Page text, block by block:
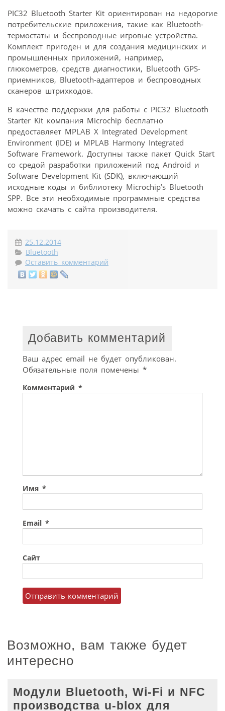
PIC32 Bluetooth Starter Kit ориентирован на недорогие
потребительские приложения, такие как Bluetooth-
термостаты и беспроводные игровые устройства.
Комплект пригоден и для создания медицинских и
промышленных приложений, например,
глюкометров, средств диагностики, Bluetooth GPS-
приемников, Bluetooth-адаптеров и беспроводных
сканеров штрихкодов.
В качестве поддержки для работы с PIC32 Bluetooth
Starter Kit компания Microchip бесплатно
предоставляет MPLAB X Integrated Development
Environment (IDE) и MPLAB Harmony Integrated
Software Framework. Доступны также пакет Quick Start
со средой разработки приложений под Android и
Software Development Kit (SDK), включающий
исходные коды и библиотеку Microchip’s Bluetooth
SPP. Все эти необходимые программные средства
можно скачать с сайта производителя.
25.12.2014
Bluetooth
Оставить комментарий
Добавить комментарий
Ваш адрес email не будет опубликован.
Обязательные поля помечены *
Комментарий *
Имя *
Email *
Сайт
Возможно, вам также будет
интересно
Модули Bluetooth, Wi-Fi и NFC
производства u-blox для